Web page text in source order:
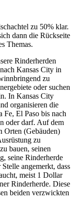
zu 50% klar.
dann die Rückseite
Themas.
Rinderherden
Kansas City in
zu
oder suchen
In Kansas City
organisieren die
Fe, El Paso bis nach
oder darf. Auf dem
Orten (Gebäuden)
zu
bauen, seinen
seine Rinderherde
angemerkt, dass
meist 1 Dollar
Rinderherde. Diese
beiden verzwickten